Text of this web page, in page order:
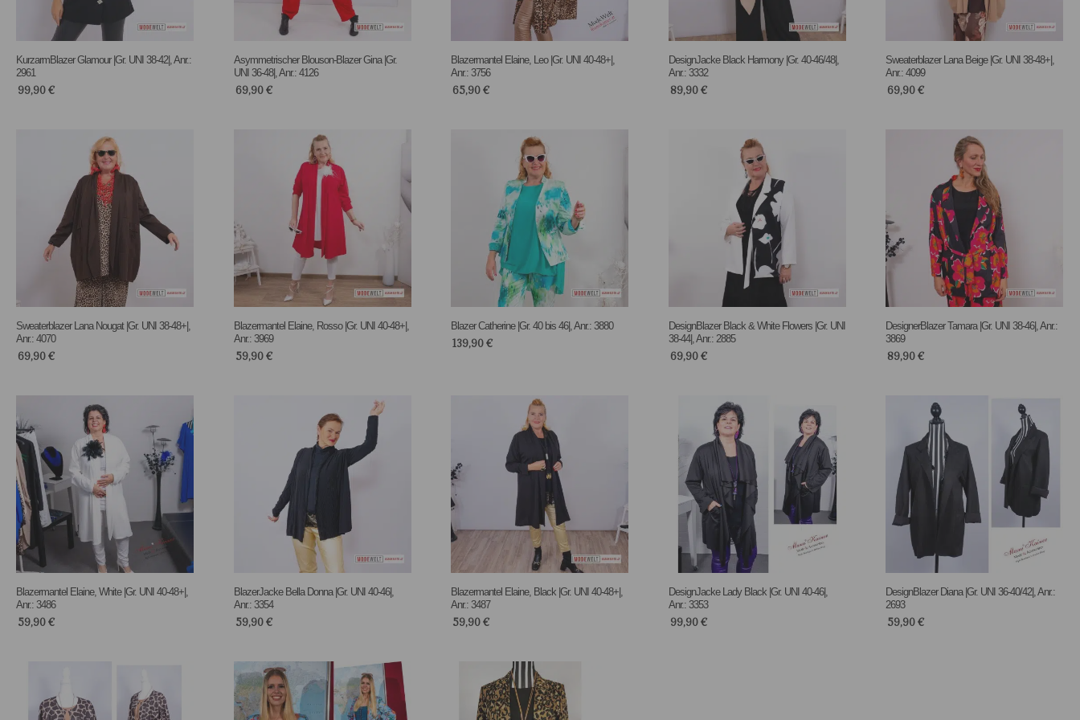
KurzarmBlazer Glamour |Gr. UNI 38-42|, Anr.:
2961
99,90€
Asymmetrischer Blouson-Blazer Gina |Gr.
UNI 36-48|, Anr.: 4126
69,90€
Blazermantel Elaine, Leo |Gr. UNI 40-48+|,
Anr.: 3756
65,90€
DesignJacke Black Harmony |Gr. 40-46/48|,
Anr.: 3332
89,90€
Sweaterblazer Lana Beige |Gr. UNI 38-48+|,
Anr.: 4099
69,90€
Sweaterblazer Lana Nougat |Gr. UNI 38-48+|,
Anr.: 4070
69,90€
Blazermantel Elaine, Rosso |Gr. UNI 40-48+|,
Anr.: 3969
59,90€
Blazer Catherine |Gr. 40 bis 46|, Anr.: 3880
139,90€
DesignBlazer Black & White Flowers |Gr. UNI
38-44|, Anr.: 2885
69,90€
DesignerBlazer Tamara |Gr. UNI 38-46|, Anr.:
3869
89,90€
Blazermantel Elaine, White |Gr. UNI 40-48+|,
Anr.: 3486
59,90€
BlazerJacke Bella Donna |Gr. UNI 40-46|,
Anr.: 3354
59,90€
Blazermantel Elaine, Black |Gr. UNI 40-48+|,
Anr.: 3487
59,90€
DesignJacke Lady Black |Gr. UNI 40-46|,
Anr.: 3353
99,90€
DesignBlazer Diana |Gr. UNI 36-40/42|, Anr.:
2693
59,90€